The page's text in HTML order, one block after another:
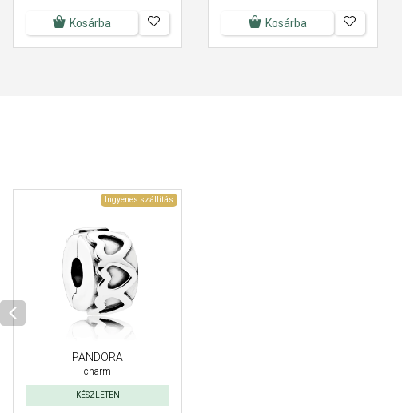
Kosárba Kosárba
Ingyenes szállítás
PANDORA
charm
KÉSZLETEN